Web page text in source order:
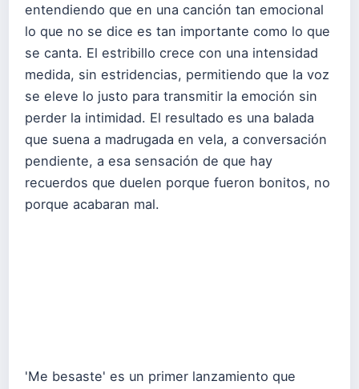
entendiendo que en una canción tan emocional
lo que no se dice es tan importante como lo que
se canta. El estribillo crece con una intensidad
medida, sin estridencias, permitiendo que la voz
se eleve lo justo para transmitir la emoción sin
perder la intimidad. El resultado es una balada
que suena a madrugada en vela, a conversación
pendiente, a esa sensación de que hay
recuerdos que duelen porque fueron bonitos, no
porque acabaran mal.
'Me besaste' es un primer lanzamiento que